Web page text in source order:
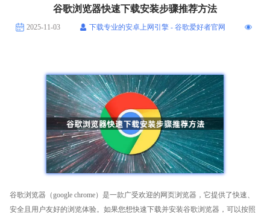
谷歌浏览器快速下载安装步骤推荐方法
2025-11-03 下载专业的安卓上网引擎 - 谷歌爱好者官网
谷歌浏览器（google chrome）是一款广受欢迎的网页浏览器，它提供了快速、
安全且用户友好的浏览体验。如果您想快速下载并安装谷歌浏览器，可以按照